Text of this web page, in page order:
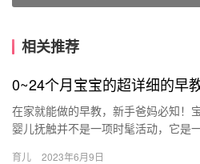
相关推荐
0~24个月宝宝的超详细的早教
在家就能做的早教，新手爸妈必知！
婴儿抚触并不是一项时髦活动，它是
育儿 2023年6月9日